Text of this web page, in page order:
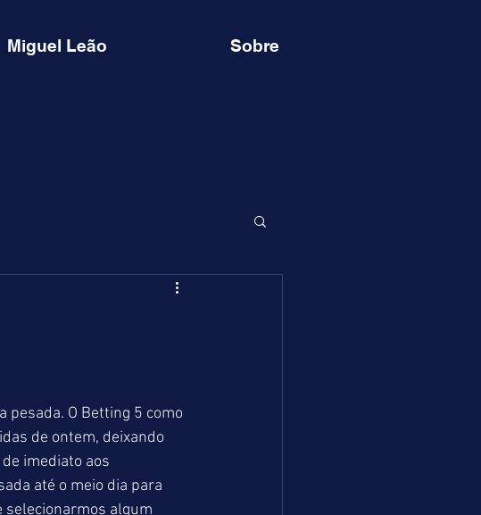
Miguel Leão Sobre
pesada. O Betting 5 como
de ontem, deixando
imediato aos
até o meio dia para
selecionarmos algum